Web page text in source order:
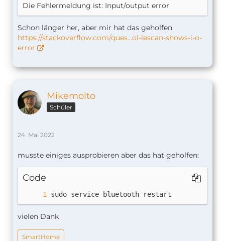
Die Fehlermeldung ist: Input/output error
Schon länger her, aber mir hat das geholfen
https://stackoverflow.com/ques…ol-lescan-shows-i-o-
error
Mikemolto
Schüler
24. Mai 2022
musste einiges ausprobieren aber das hat geholfen:
Code
sudo service bluetooth restart
vielen Dank
SmartHome